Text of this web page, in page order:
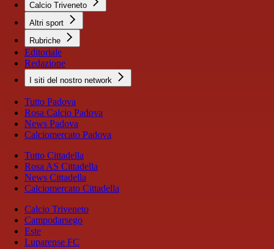
Calcio Triveneto
Altri sport
Rubriche
Editoriale
Redazione
I siti del nostro network
Tutto Padova
Rosa Calcio Padova
News Padova
Calciomercato Padova
Tutto Cittadella
Rosa AS Cittadella
News Cittadella
Calciomercato Cittadella
Calcio Triveneto
Campodarsego
Este
Luparense FC